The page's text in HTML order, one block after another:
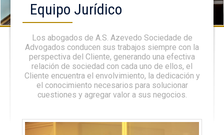
Equipo Jurídico
Los abogados de A.S. Azevedo Sociedade de
Advogados conducen sus trabajos siempre con la
perspectiva del Cliente, generando una efectiva
relación de sociedad con cada uno de ellos, el
Cliente encuentra el envolvimiento, la dedicación y
el conocimiento necesarios para solucionar
cuestiones y agregar valor a sus negocios.